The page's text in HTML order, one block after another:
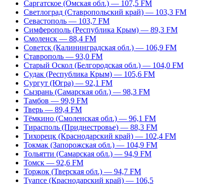
Саргатское (Омская обл.) — 107,5 FM
Светлоград (Ставропольский край) — 103,3 FM
Севастополь — 103,7 FM
Симферополь (Республика Крым) — 89,3 FM
Смоленск — 88,4 FM
Советск (Калининградская обл.) — 106,9 FM
Ставрополь — 93,0 FM
Старый Оскол (Белгородская обл.) — 104,0 FM
Судак (Республика Крым) — 105,6 FM
Сургут (Югра) — 92,1 FM
Сызрань (Самарская обл.) — 98,3 FM
Тамбов — 99,9 FM
Тверь — 89,4 FM
Тёмкино (Смоленская обл.) — 96,1 FM
Тирасполь (Приднестровье) — 88,3 FM
Тихорецк (Краснодарский край) — 102,4 FM
Токмак (Запорожская обл.) — 104,9 FM
Тольятти (Самарская обл.) — 94,9 FM
Томск — 92,6 FM
Торжок (Тверская обл.) — 94,7 FM
Туапсе (Краснодарский край) — 106,5